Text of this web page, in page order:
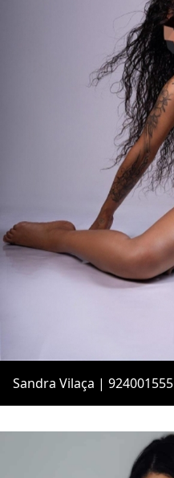
Sandra Vilaça | 924001555